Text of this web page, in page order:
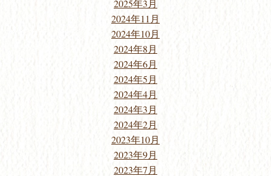
2025年3月
2024年11月
2024年10月
2024年8月
2024年6月
2024年5月
2024年4月
2024年3月
2024年2月
2023年10月
2023年9月
2023年7月